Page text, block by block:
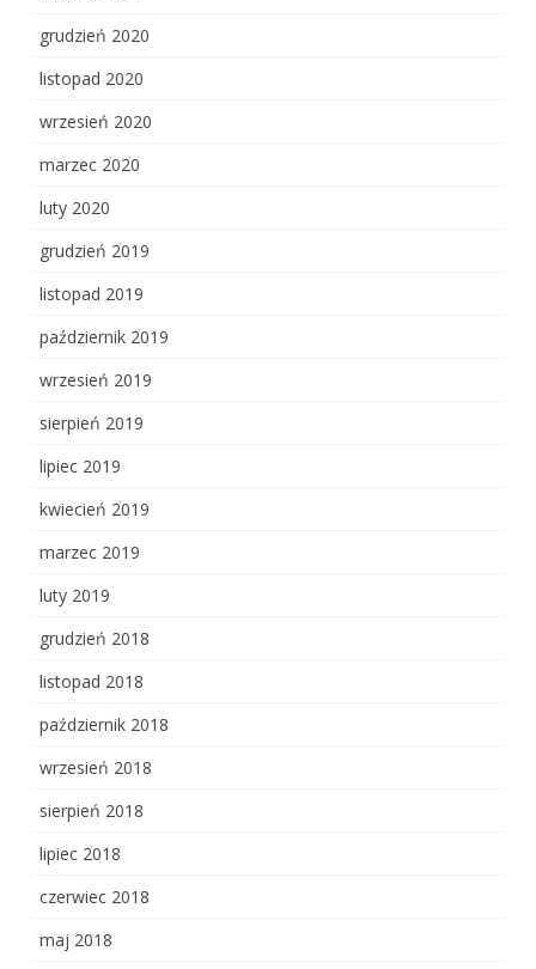
grudzień 2020
listopad 2020
wrzesień 2020
marzec 2020
luty 2020
grudzień 2019
listopad 2019
październik 2019
wrzesień 2019
sierpień 2019
lipiec 2019
kwiecień 2019
marzec 2019
luty 2019
grudzień 2018
listopad 2018
październik 2018
wrzesień 2018
sierpień 2018
lipiec 2018
czerwiec 2018
maj 2018